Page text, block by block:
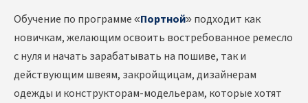
Обучение по программе «Портной» подходит как
новичкам, желающим освоить востребованное ремесло
с нуля и начать зарабатывать на пошиве, так и
действующим швеям, закройщицам, дизайнерам
одежды и конструкторам-модельерам, которые хотят